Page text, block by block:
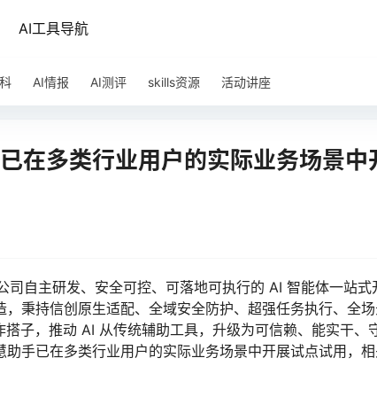
AI工具导航
AI情报 AI测评 skills资源 活动讲座
在多类行业用户的实际业务场景中
自主研发、安全可控、可落地可执行的 AI 智能体一站式
秉持信创原生适配、全域安全防护、超强任务执行、全
子，推动 AI 从传统辅助工具，升级为可信赖、能实干、
手已在多类行业用户的实际业务场景中开展试点试用，